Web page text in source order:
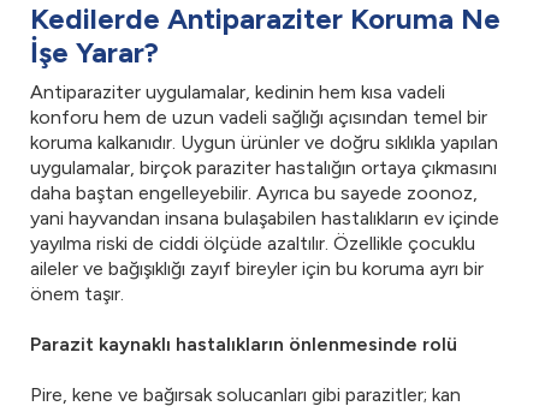
Kedilerde Antiparaziter Koruma Ne
İşe Yarar?
Antiparaziter uygulamalar, kedinin hem kısa vadeli
konforu hem de uzun vadeli sağlığı açısından temel bir
koruma kalkanıdır. Uygun ürünler ve doğru sıklıkla yapılan
uygulamalar, birçok paraziter hastalığın ortaya çıkmasını
daha baştan engelleyebilir. Ayrıca bu sayede zoonoz,
yani hayvandan insana bulaşabilen hastalıkların ev içinde
yayılma riski de ciddi ölçüde azaltılır. Özellikle çocuklu
aileler ve bağışıklığı zayıf bireyler için bu koruma ayrı bir
önem taşır.
Parazit kaynaklı hastalıkların önlenmesinde rolü
Pire, kene ve bağırsak solucanları gibi parazitler; kan